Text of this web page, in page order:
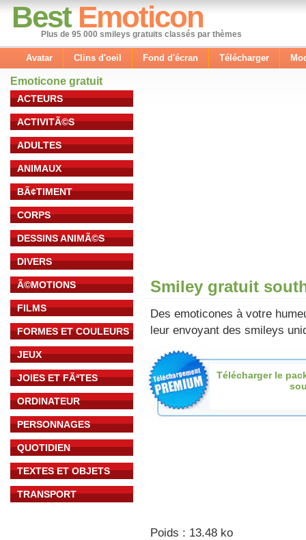
Best Emoticon
Plus de 95 000 smileys gratuits classés par thèmes
Avatar Clins d'oeil Fond d'écran Télécharger
Emoticone gratuit
ACTEURS
ACTIVITÃ©S
ADULTES
ANIMAUX
BÃ¢TIMENT
CORPS
DESSINS ANIMÃ©S
DIVERS
Ã©MOTIONS
FILMS
FORMES ET COULEURS
JEUX
JOIES ET FÃªTES
ORDINATEUR
PERSONNAGES
QUOTIDIEN
TEXTES ET OBJETS
TRANSPORT
Smiley gratuit
Des emoticones à votre
leur envoyant des smileys
Télécharger le
Poids : 13.48 ko